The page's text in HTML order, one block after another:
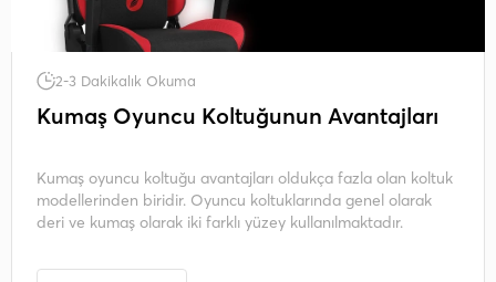
2-3 Dakikalık Okuma
Kumaş Oyuncu Koltuğunun Avantajları
Kumaş oyuncu koltuğu avantajları oldukça fazla olan koltuk
modellerinden biridir. Oyuncu koltuklarında genel olarak
deri ve kumaş olarak iki farklı yüzey kullanılmaktadır.